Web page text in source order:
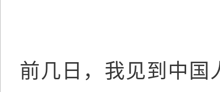
前几日，我见到中国